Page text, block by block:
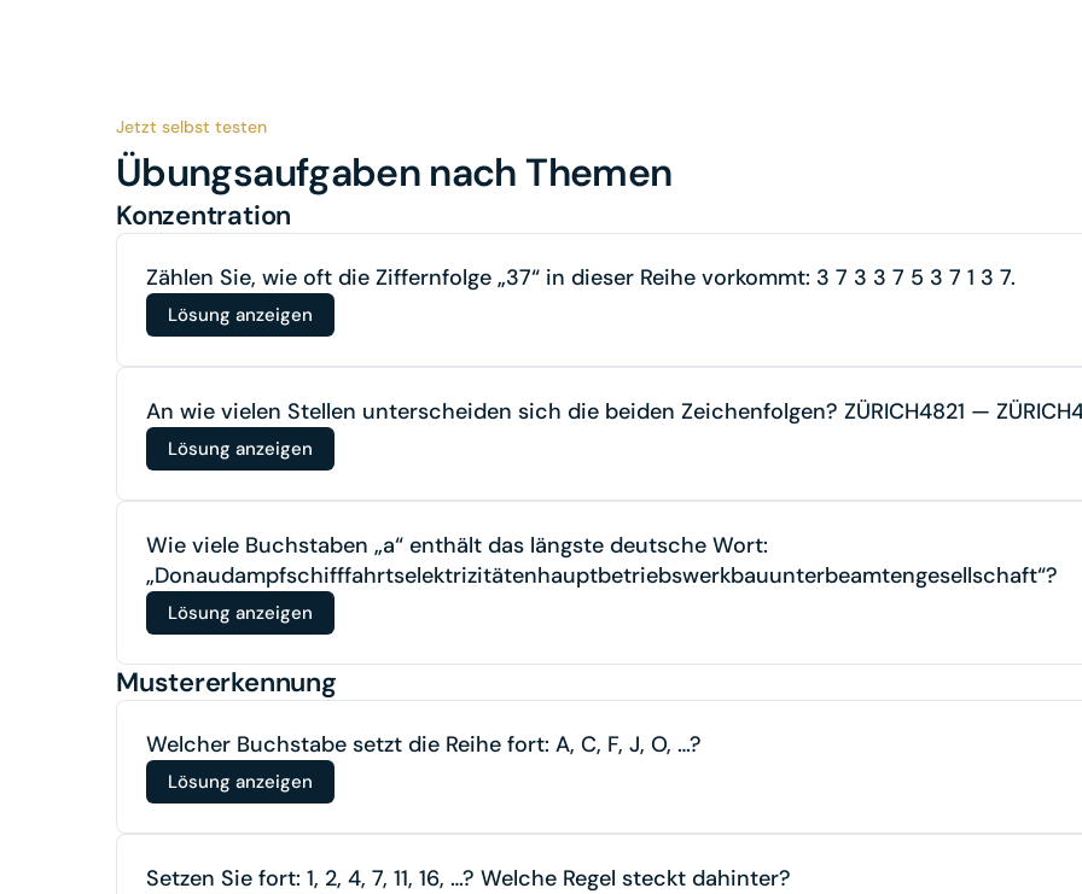
Jetzt selbst testen
Übungsaufgaben nach Themen
Konzentration
Zählen Sie, wie oft die Ziffernfolge „37“ in dieser Reihe vorkommt: 3 7 3 3 7 5 3 7 1 3 7.
Lösung anzeigen
An wie vielen Stellen unterscheiden sich die beiden Zeichenfolgen? ZÜRICH4821 —
Lösung anzeigen
Wie viele Buchstaben „a“ enthält das längste deutsche Wort:
„Donaudampfschifffahrtselektrizitätenhauptbetriebswerkbauunterbeamtengesellschaft“?
Lösung anzeigen
Mustererkennung
Welcher Buchstabe setzt die Reihe fort: A, C, F, J, O, …?
Lösung anzeigen
Setzen Sie fort: 1, 2, 4, 7, 11, 16, …? Welche Regel steckt dahinter?